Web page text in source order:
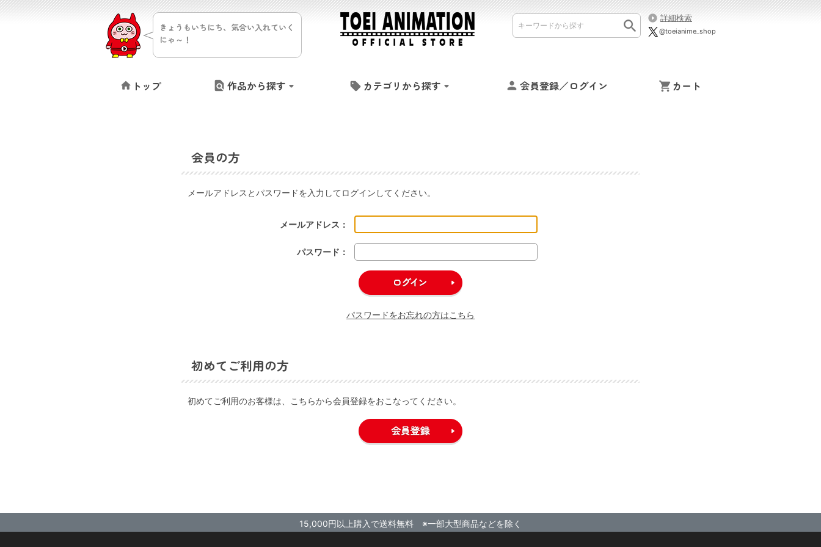
きょうもいちにち、気合い入れていく
にゃ～！
詳細検索
@toeianime_shop
トップ 作品から探す カテゴリから探す 会員登録／ログイン カート
会員の方
メールアドレスとパスワードを入力してログインしてください。
メールアドレス：
パスワード：
パスワードをお忘れの方はこちら
初めてご利用の方
初めてご利用のお客様は、こちらから会員登録をおこなってください。
15,000円以上購入で送料無料 ※一部大型商品などを除く